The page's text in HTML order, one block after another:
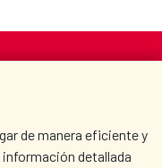
de manera eficiente y
detallada